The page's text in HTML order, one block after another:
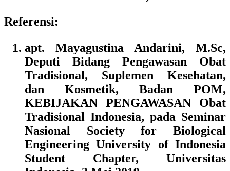
Referensi:
apt. Mayagustina Andarini, M.Sc,
Deputi Bidang Pengawasan Obat
Tradisional, Suplemen Kesehatan,
dan Kosmetik, Badan POM,
KEBIJAKAN PENGAWASAN Obat
Tradisional Indonesia, pada Seminar
Nasional Society for Biological
Engineering University of Indonesia
Student Chapter, Universitas